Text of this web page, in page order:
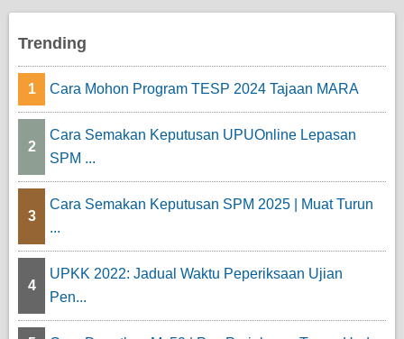
Trending
1 Cara Mohon Program TESP 2024 Tajaan MARA
2
Cara Semakan Keputusan UPUOnline Lepasan
SPM ...
3
Cara Semakan Keputusan SPM 2025 | Muat Turun
...
4
UPKK 2022: Jadual Waktu Peperiksaan Ujian
Pen...